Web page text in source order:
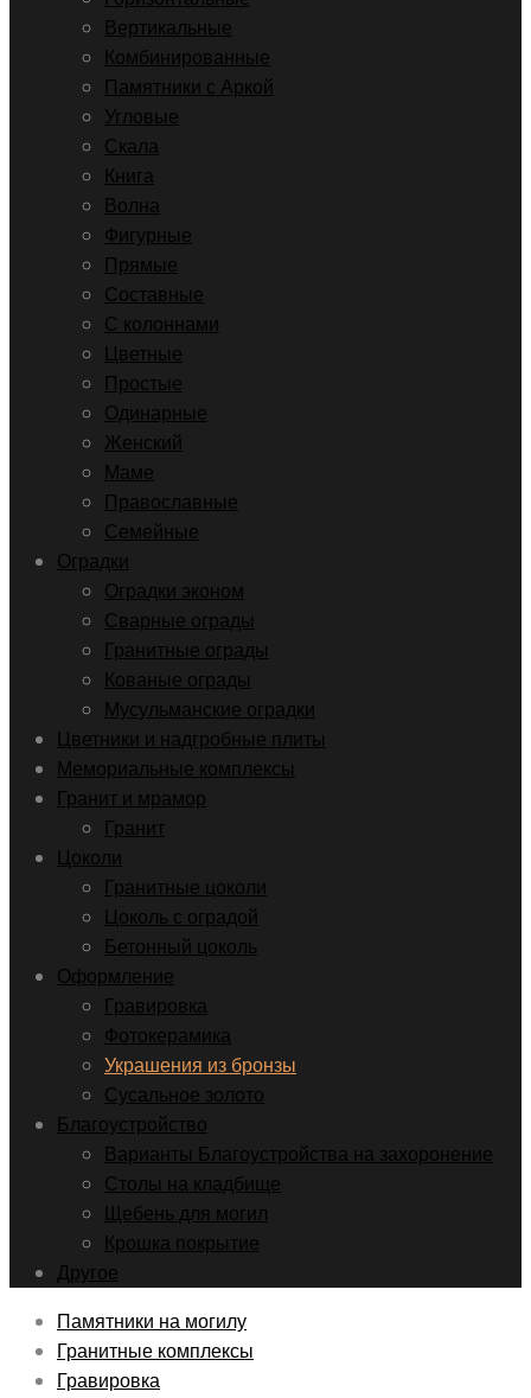
Вертикальные
Комбинированные
Памятники с Аркой
Угловые
Скала
Книга
Волна
Фигурные
Прямые
Составные
С колоннами
Цветные
Простые
Одинарные
Женский
Маме
Православные
Семейные
Оградки
Оградки эконом
Сварные ограды
Гранитные ограды
Кованые ограды
Мусульманские оградки
Цветники и надгробные плиты
Мемориальные комплексы
Гранит и мрамор
Гранит
Цоколи
Гранитные цоколи
Цоколь с оградой
Бетонный цоколь
Оформление
Гравировка
Фотокерамика
Украшения из бронзы
Сусальное золото
Благоустройство
Варианты Благоустройства на захоронение
Столы на кладбище
Щебень для могил
Крошка покрытие
Другое
Памятники на могилу
Гранитные комплексы
Гравировка